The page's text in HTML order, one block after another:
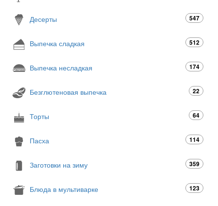
Десерты 547
Выпечка сладкая 512
Выпечка несладкая 174
Безглютеновая выпечка 22
Торты 64
Пасха 114
Заготовки на зиму 359
Блюда в мультиварке 123